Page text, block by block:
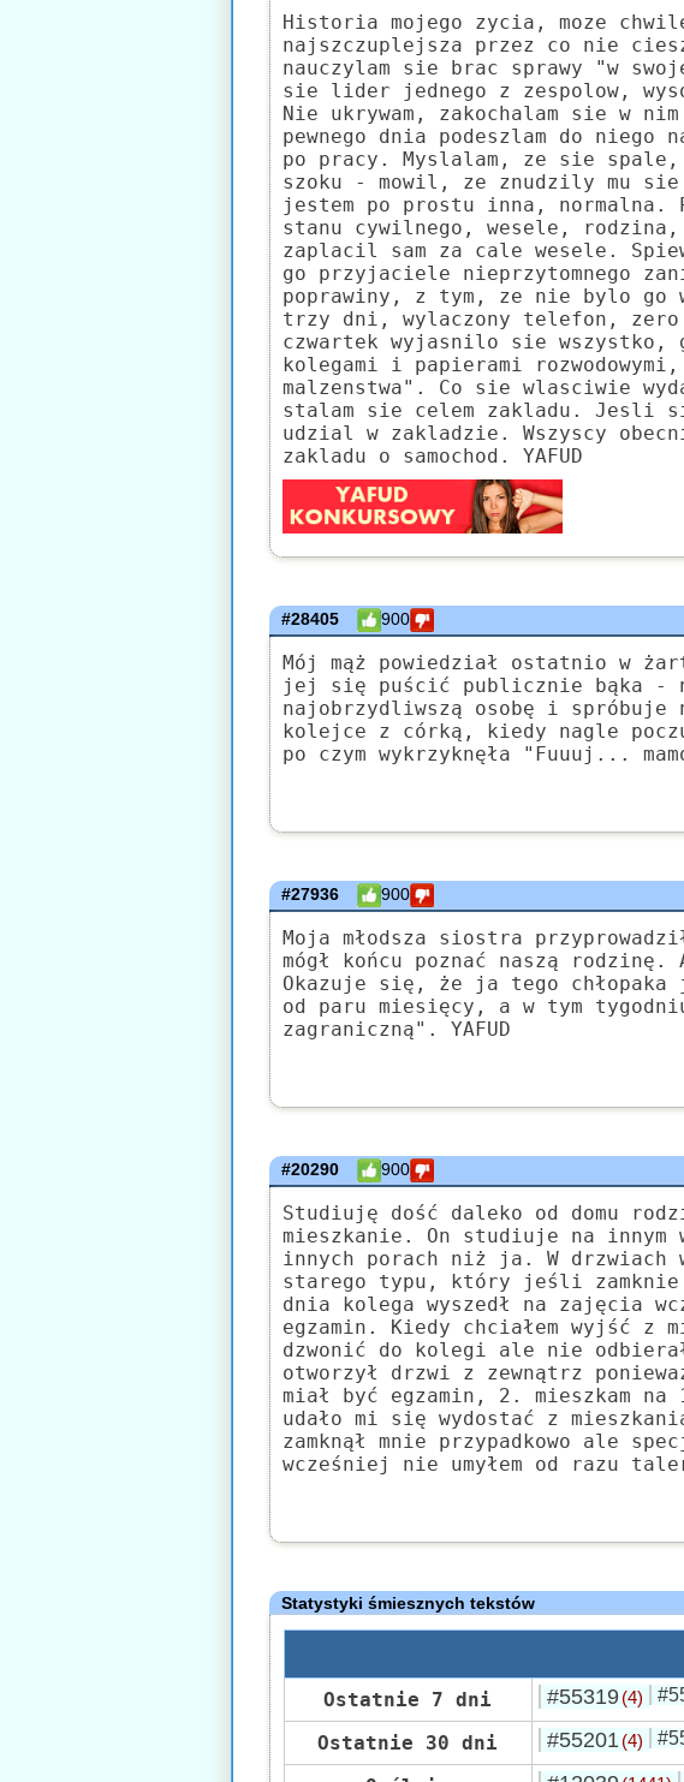
Historia mojego zycia, moze
najszczuplejsza przez co nie
nauczylam sie brac sprawy "w
sie lider jednego z zespolow,
Nie ukrywam, zakochalam sie w
pewnego dnia podeszlam do
po pracy. Myslalam, ze sie
szoku - mowil, ze znudzily mu
jestem po prostu inna,
stanu cywilnego, wesele,
zaplacil sam za cale wesele.
go przyjaciele nieprzytomnego
poprawiny, z tym, ze nie bylo go
trzy dni, wylaczony telefon,
czwartek wyjasnilo sie wszystko,
kolegami i papierami
malzenstwa". Co sie wlasciwie
stalam sie celem zakladu. Jesli
udzial w zakladzie. Wszyscy
zakladu o samochod. YAFUD
#28405 900
Mój mąż powiedział ostatnio w
jej się puścić publicznie bąka -
najobrzydliwszą osobę i spróbuje
kolejce z córką, kiedy nagle
po czym wykrzyknęła "Fuuuj...
#27936 900
Moja młodsza siostra
mógł końcu poznać naszą
Okazuje się, że ja tego chłopaka
od paru miesięcy, a w tym
zagraniczną". YAFUD
#20290 900
Studiuję dość daleko od domu
mieszkanie. On studiuje na innym
innych porach niż ja. W drzwiach
starego typu, który jeśli zamknie
dnia kolega wyszedł na zajęcia
egzamin. Kiedy chciałem wyjść z
dzwonić do kolegi ale nie
otworzył drzwi z zewnątrz
miał być egzamin, 2. mieszkam
udało mi się wydostać z
zamknął mnie przypadkowo ale
wcześniej nie umyłem od razu
Statystyki śmiesznych tekstów
Ostatnie 7 dni
#55319 (4)
Ostatnie 30 dni #55201 (4)